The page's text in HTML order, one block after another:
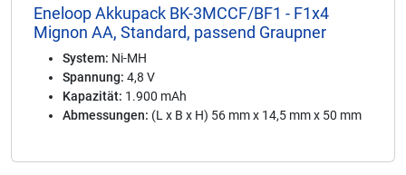
Eneloop Akkupack BK-3MCCF/BF1 - F1x4
Mignon AA, Standard, passend Graupner
System: Ni-MH
Spannung: 4,8 V
Kapazität: 1.900 mAh
Abmessungen: (L x B x H) 56 mm x 14,5 mm x 50 mm